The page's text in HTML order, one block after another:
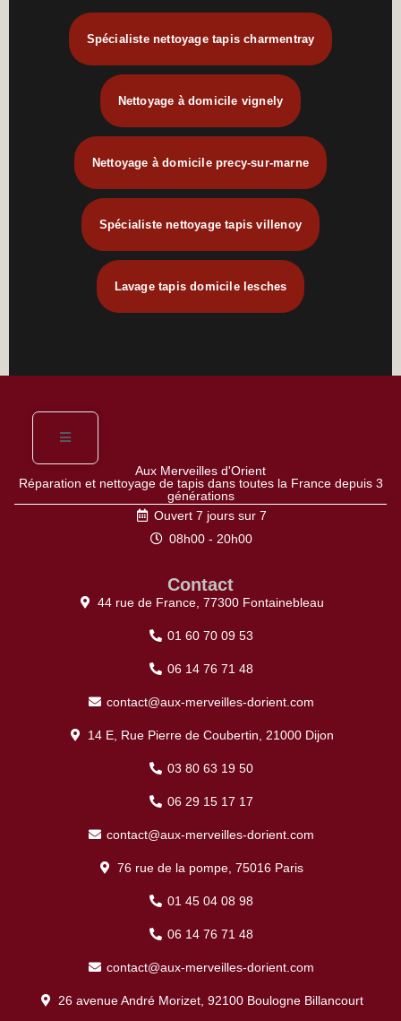
Spécialiste nettoyage tapis charmentray
Nettoyage à domicile vignely
Nettoyage à domicile precy-sur-marne
Spécialiste nettoyage tapis villenoy
Lavage tapis domicile lesches
Aux Merveilles d'Orient
Réparation et nettoyage de tapis dans toutes la France depuis 3
générations
Ouvert 7 jours sur 7
08h00 - 20h00
Contact
44 rue de France, 77300 Fontainebleau
01 60 70 09 53
06 14 76 71 48
contact@aux-merveilles-dorient.com
14 E, Rue Pierre de Coubertin, 21000 Dijon
03 80 63 19 50
06 29 15 17 17
contact@aux-merveilles-dorient.com
76 rue de la pompe, 75016 Paris
01 45 04 08 98
06 14 76 71 48
contact@aux-merveilles-dorient.com
26 avenue André Morizet, 92100 Boulogne Billancourt